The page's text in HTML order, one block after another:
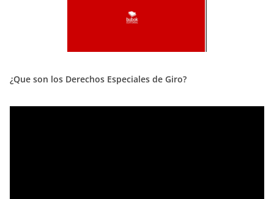
¿Que son los Derechos Especiales de Giro?